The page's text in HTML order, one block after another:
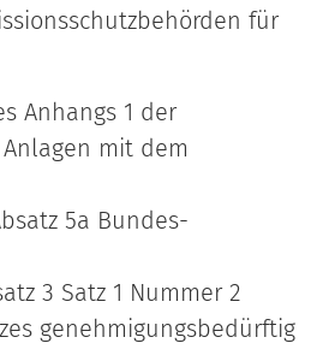
für
Anhangs 1 der
mit dem
5a Bundes-
3 Satz 1 Nummer 2
genehmigungsbedürftig